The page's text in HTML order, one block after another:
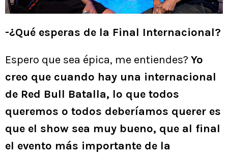
-¿Qué esperas de la Final Internacional?
Espero que sea épica, me entiendes? Yo
creo que cuando hay una internacional
de Red Bull Batalla, lo que todos
queremos o todos deberíamos querer es
que el show sea muy bueno, que al final
el evento más importante de la